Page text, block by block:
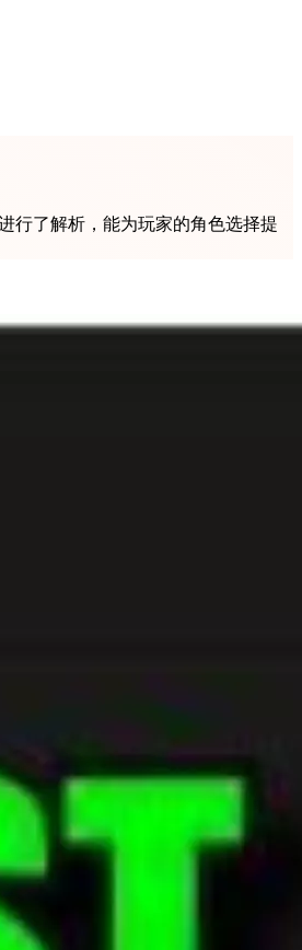
行了解析，能为玩家的角色选择提